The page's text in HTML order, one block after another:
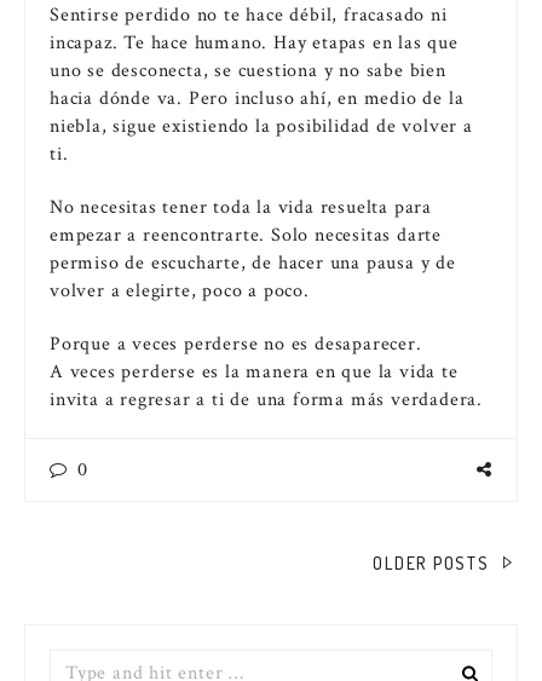
Sentirse perdido no te hace débil, fracasado ni
incapaz. Te hace humano. Hay etapas en las que
uno se desconecta, se cuestiona y no sabe bien
hacia dónde va. Pero incluso ahí, en medio de la
niebla, sigue existiendo la posibilidad de volver a
ti.
No necesitas tener toda la vida resuelta para
empezar a reencontrarte. Solo necesitas darte
permiso de escucharte, de hacer una pausa y de
volver a elegirte, poco a poco.
Porque a veces perderse no es desaparecer.
A veces perderse es la manera en que la vida te
invita a regresar a ti de una forma más verdadera.
0
OLDER POSTS